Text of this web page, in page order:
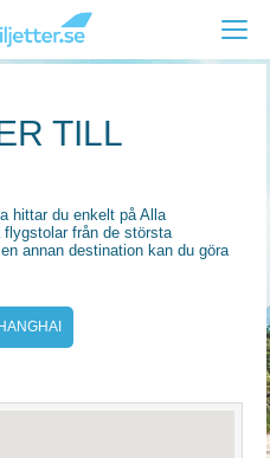
TILL
hittar du enkelt på Alla
flygstolar från de största
annan destination kan du göra